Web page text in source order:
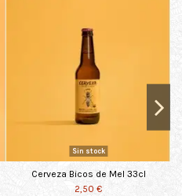
Sin stock
Cerveza Bicos de Mel 33cl
2,50 €